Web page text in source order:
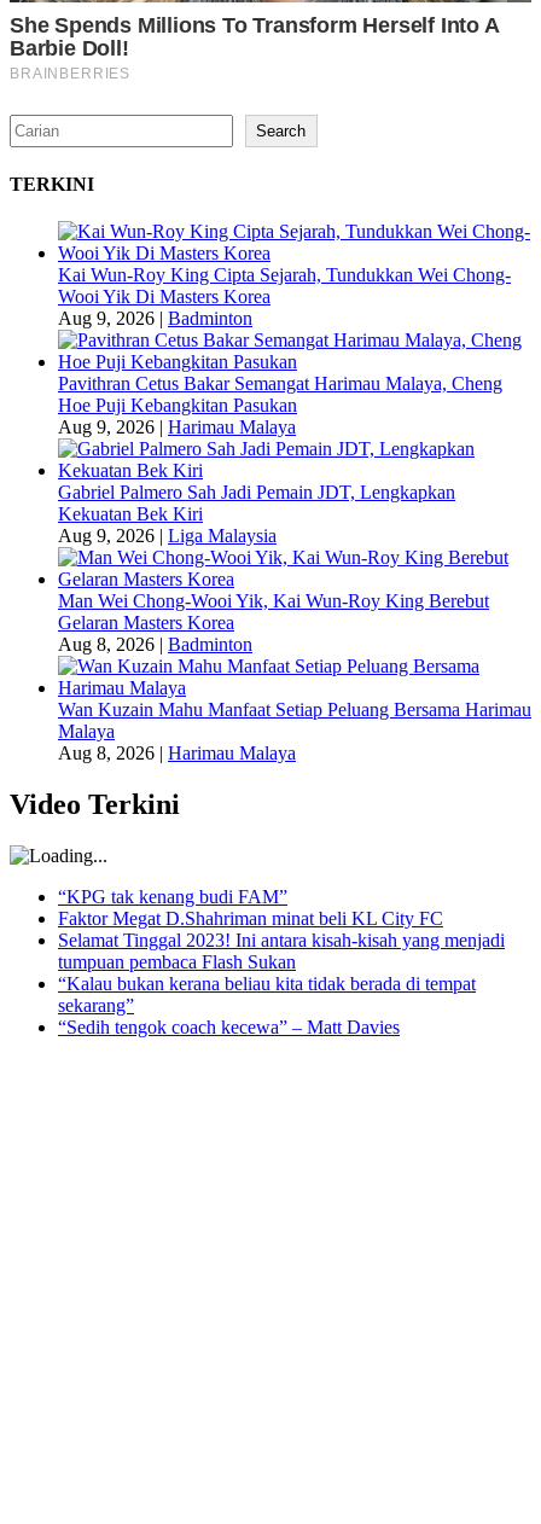
Search Search
TERKINI
Kai Wun-Roy King Cipta Sejarah, Tundukkan Wei Chong-
Wooi Yik Di Masters Korea
Aug 9, 2026 | Badminton
Pavithran Cetus Bakar Semangat Harimau Malaya, Cheng
Hoe Puji Kebangkitan Pasukan
Aug 9, 2026 | Harimau Malaya
Gabriel Palmero Sah Jadi Pemain JDT, Lengkapkan
Kekuatan Bek Kiri
Aug 9, 2026 | Liga Malaysia
Man Wei Chong-Wooi Yik, Kai Wun-Roy King Berebut
Gelaran Masters Korea
Aug 8, 2026 | Badminton
Wan Kuzain Mahu Manfaat Setiap Peluang Bersama Harimau
Malaya
Aug 8, 2026 | Harimau Malaya
Video Terkini
“KPG tak kenang budi FAM”
Faktor Megat D.Shahriman minat beli KL City FC
Selamat Tinggal 2023! Ini antara kisah-kisah yang menjadi
tumpuan pembaca Flash Sukan
“Kalau bukan kerana beliau kita tidak berada di tempat
sekarang”
“Sedih tengok coach kecewa” – Matt Davies